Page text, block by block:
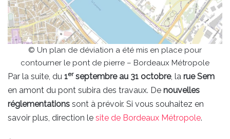
© Un plan de déviation a été mis en place pour
contourner le pont de pierre – Bordeaux Métropole
Par la suite, du 1erseptembre au 31 octobre, la rue Sem
en amont du pont subira des travaux. De nouvelles
réglementations sont à prévoir. Si vous souhaitez en
savoir plus, direction le site de Bordeaux Métropole.